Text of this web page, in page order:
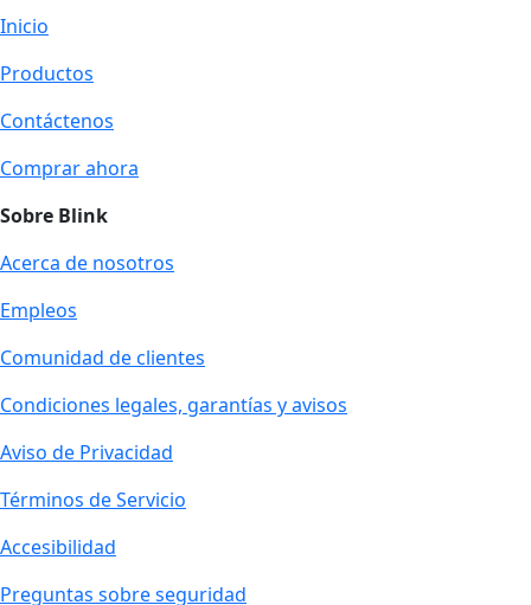
Inicio
Productos
Contáctenos
Comprar ahora
Sobre Blink
Acerca de nosotros
Empleos
Comunidad de clientes
Condiciones legales, garantías y avisos
Aviso de Privacidad
Términos de Servicio
Accesibilidad
Preguntas sobre seguridad